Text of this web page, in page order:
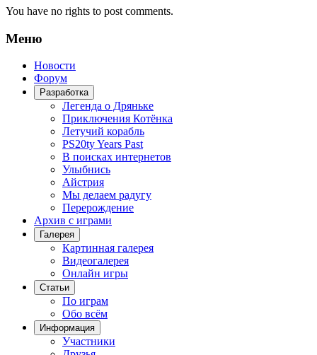
You have no rights to post comments.
Меню
Новости
Форум
Разработка
Легенда о Дряньке
Приключения Котёнка
Летучий корабль
PS20ty Years Past
В поисках интернетов
Улыбнись
Айстрия
Мы делаем радугу
Перерождение
Архив с играми
Галерея
Картинная галерея
Видеогалерея
Онлайн игры
Статьи
По играм
Обо всём
Информация
Участники